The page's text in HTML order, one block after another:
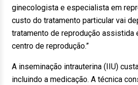
ginecologista e especialista em
custo do tratamento particular vai
tratamento de reprodução assistida
centro de reprodução.”
A inseminação intrauterina (IIU)
incluindo a medicação. A técnica